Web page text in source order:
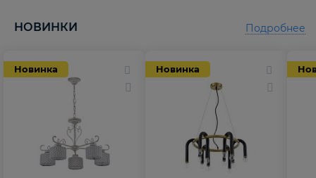
НОВИНКИ
Новинка Новинка
Подробнее